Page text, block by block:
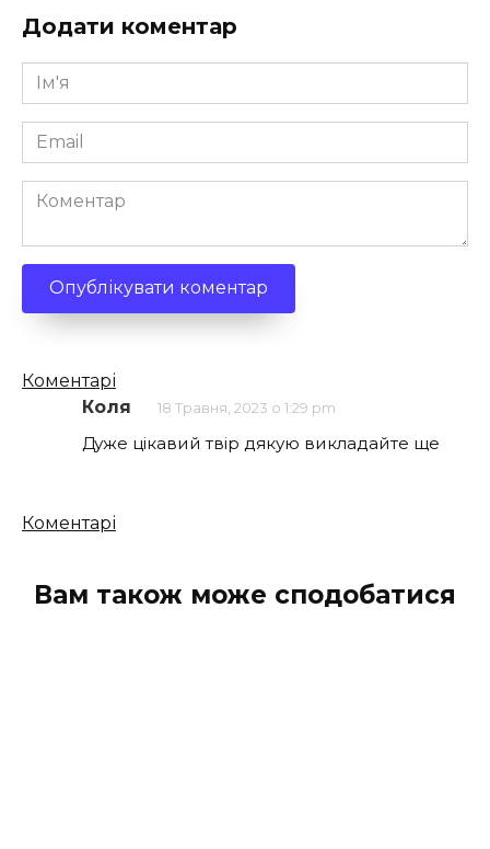
Додати коментар
Ім'я
*
Email
*
Коментар
Кількість
коментарів
Коментарі
Коля
18 Травня, 2023 о 1:29 pm
Дуже цікавий твір дякую викладайте ще
Кількість
Коментарі
Вам також може сподобатися